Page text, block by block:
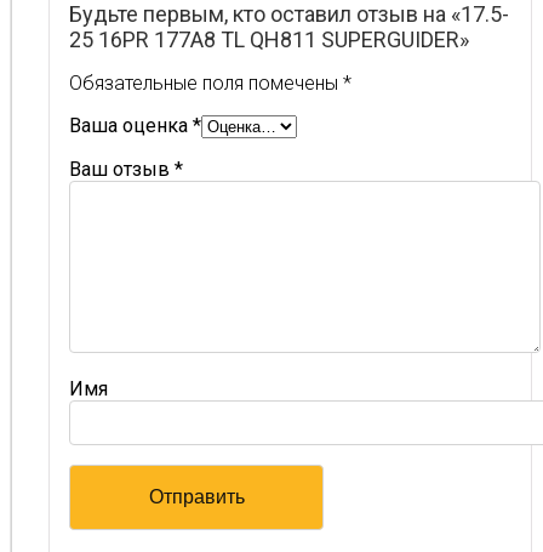
Будьте первым, кто оставил отзыв на «17.5-
25 16PR 177A8 TL QH811 SUPERGUIDER»
Обязательные поля помечены *
Ваша оценка *
Ваш отзыв *
Имя